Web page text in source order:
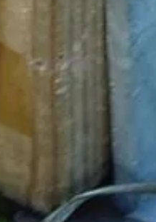
12-168-0004-0
1008425451963